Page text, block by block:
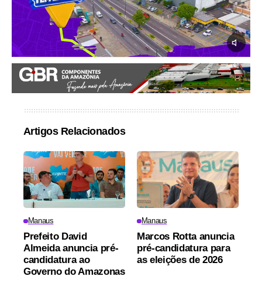
Artigos Relacionados
Manaus
Prefeito David
Almeida anuncia pré-
candidatura ao
Governo do Amazonas
Manaus
Marcos Rotta anuncia
pré-candidatura para
as eleições de 2026